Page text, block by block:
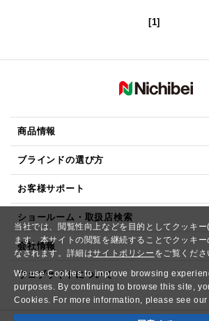
当社では、閲覧性向上などを目的としてクッキ
ます。本サイトの閲覧を継続することでクッキ
なされます。詳細はサイトポリシー をご覧くださ
We use Cookies to improve browsing
purposes. By continuing to browse this site,
Cookies. For more information, please see our
[1]
商品情報
ブラインドの選び方
お客様サポート
ショールーム・取扱店検索
会社情報
ウェブサイトについて